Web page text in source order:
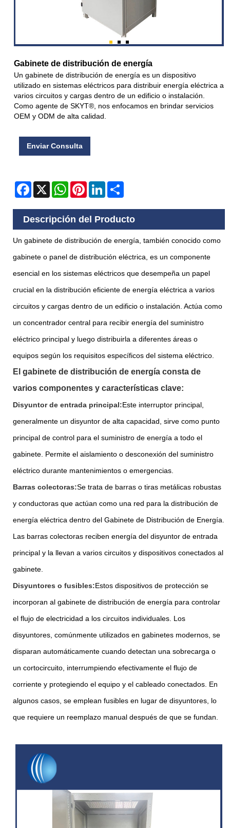
Gabinete de distribución de energía
Un gabinete de distribución de energía es un dispositivo
utilizado en sistemas eléctricos para distribuir energía eléctrica a
varios circuitos y cargas dentro de un edificio o instalación.
Como agente de SKYT®, nos enfocamos en brindar servicios
OEM y ODM de alta calidad.
Enviar Consulta
Facebook
X WhatsAppPinterestLinkedIn
Descripción del Producto
Un gabinete de distribución de energía, también conocido como
gabinete o panel de distribución eléctrica, es un componente
esencial en los sistemas eléctricos que desempeña un papel
crucial en la distribución eficiente de energía eléctrica a varios
circuitos y cargas dentro de un edificio o instalación. Actúa como
un concentrador central para recibir energía del suministro
eléctrico principal y luego distribuirla a diferentes áreas o
equipos según los requisitos específicos del sistema eléctrico.
El gabinete de distribución de energía consta de
varios componentes y características clave:
Disyuntor de entrada principal:Este interruptor principal,
generalmente un disyuntor de alta capacidad, sirve como punto
principal de control para el suministro de energía a todo el
gabinete. Permite el aislamiento o desconexión del suministro
eléctrico durante mantenimientos o emergencias.
Barras colectoras:Se trata de barras o tiras metálicas robustas
y conductoras que actúan como una red para la distribución de
energía eléctrica dentro del Gabinete de Distribución de Energía.
Las barras colectoras reciben energía del disyuntor de entrada
principal y la llevan a varios circuitos y dispositivos conectados al
gabinete.
Disyuntores o fusibles:Estos dispositivos de protección se
incorporan al gabinete de distribución de energía para controlar
el flujo de electricidad a los circuitos individuales. Los
disyuntores, comúnmente utilizados en gabinetes modernos, se
disparan automáticamente cuando detectan una sobrecarga o
un cortocircuito, interrumpiendo efectivamente el flujo de
corriente y protegiendo el equipo y el cableado conectados. En
algunos casos, se emplean fusibles en lugar de disyuntores, lo
que requiere un reemplazo manual después de que se fundan.